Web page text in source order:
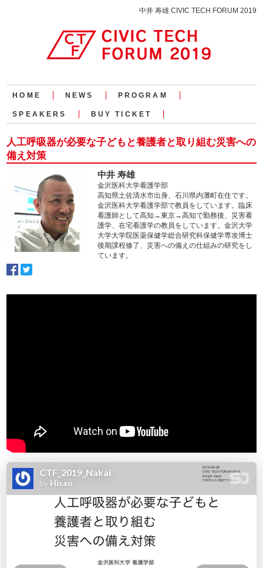
中井 寿雄 CIVIC TECH FORUM 2019
HOME NEWS PROGRAM
SPEAKERS BUY TICKET
人工呼吸器が必要な子どもと養護者と取り組む災害への
備え対策
中井 寿雄
金沢医科大学看護学部
高知県土佐清水市出身、石川県内灘町在住です。
金沢医科大学看護学部で教員をしています。臨床
看護師として高知→東京→高知で勤務後、災害看
護学、在宅看護学の教員をしています。金沢大学
大学大学院医薬保健学総合研究科保健学専攻博士
後期課程修了、災害への備えの仕組みの研究をし
ています。